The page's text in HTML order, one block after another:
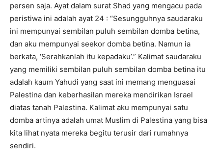
persen saja. Ayat dalam surat Shad yang mengacu pada
peristiwa ini adalah ayat 24 : “Sesungguhnya saudaraku
ini mempunyai sembilan puluh sembilan domba betina,
dan aku mempunyai seekor domba betina. Namun ia
berkata, ‘Serahkanlah itu kepadaku’.” Kalimat saudaraku
yang memiliki sembilan puluh sembilan domba betina itu
adalah kaum Yahudi yang saat ini memang menguasai
Palestina dan keberhasilan mereka mendirikan Israel
diatas tanah Palestina. Kalimat aku mempunyai satu
domba artinya adalah umat Muslim di Palestina yang bisa
kita lihat nyata mereka begitu terusir dari rumahnya
sendiri.